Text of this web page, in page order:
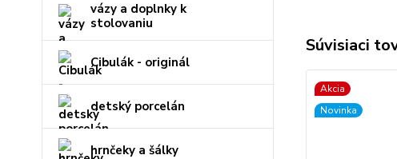
vázy a doplnky k
stolovaniu
Cibulák - originál
detský porcelán
hrnčeky a šálky
Súvisiaci
Akcia
Novinka